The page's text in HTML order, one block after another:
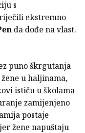
s
ekstremno
da dođe na vlast.
puno škrgutanja
u haljinama,
ističu u školama
zamijenjeno
postaje
žene napuštaju